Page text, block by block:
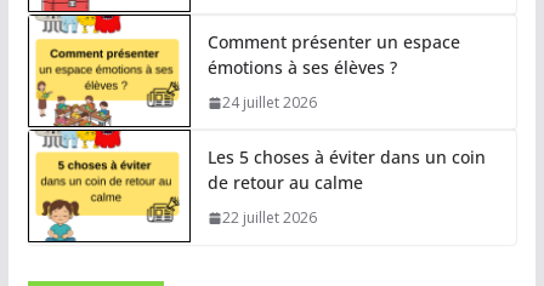
Comment présenter un espace
émotions à ses élèves ?
24 juillet 2026
Les 5 choses à éviter dans un coin
de retour au calme
22 juillet 2026